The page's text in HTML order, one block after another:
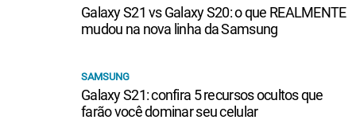
Galaxy S21 vs Galaxy S20: o que REALMENTE
mudou na nova linha da Samsung
SAMSUNG
Galaxy S21: confira 5 recursos ocultos que
farão você dominar seu celular